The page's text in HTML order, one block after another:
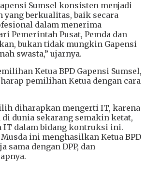
Sumsel konsisten menjadi
yang berkualitas, baik secara
dalam menerima
Pemerintah Pusat, Pemda dan
bukan tidak mungkin Gapensi
swasta,” ujarnya.
Ketua BPD Gapensi Sumsel,
pemilihan Ketua dengan cara
diharapkan mengerti IT, karena
di dunia sekarang semakin ketat,
IT dalam bidang kontruksi ini.
ini menghasilkan Ketua BPD
sama dengan DPP, dan